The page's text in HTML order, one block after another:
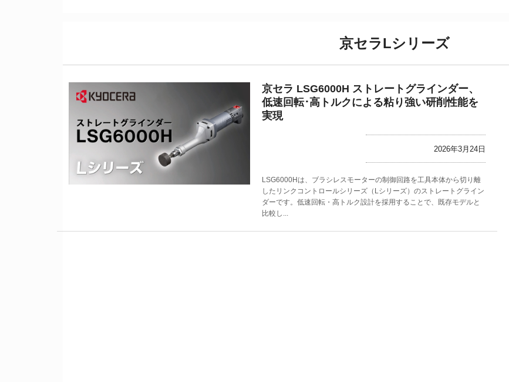
京セラLシリーズ
京セラ LSG6000H ストレートグラインダー、
低速回転･高トルクによる粘り強い研削性能を
実現
2026年3月24日
LSG6000Hは、ブラシレスモーターの制御回路を工具本体から切り離
したリンクコントロールシリーズ（Lシリーズ）のストレートグライン
ダーです。低速回転・高トルク設計を採用することで、既存モデルと
比較し...